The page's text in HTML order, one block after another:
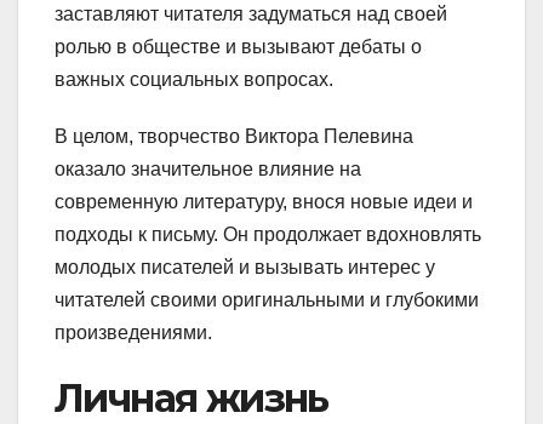
заставляют читателя задуматься над своей
ролью в обществе и вызывают дебаты о
важных социальных вопросах.
В целом, творчество Виктора Пелевина
оказало значительное влияние на
современную литературу, внося новые идеи и
подходы к письму. Он продолжает вдохновлять
молодых писателей и вызывать интерес у
читателей своими оригинальными и глубокими
произведениями.
Личная жизнь